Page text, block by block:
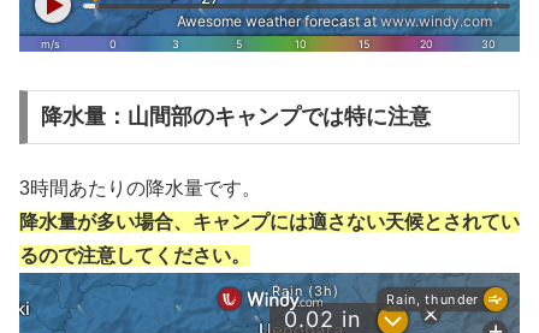
降水量：山間部のキャンプでは特に注意
3時間あたりの降水量です。
降水量が多い場合、キャンプには適さない天候とされてい
るので注意してください。